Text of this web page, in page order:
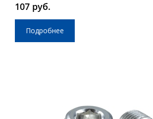
107 руб.
Подробнее